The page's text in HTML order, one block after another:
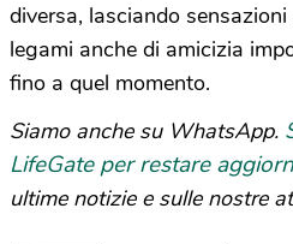
diversa, lasciando
legami anche di amicizia
fino a quel momento.
Siamo anche su WhatsApp.
LifeGate per restare
ultime notizie e sulle nostre